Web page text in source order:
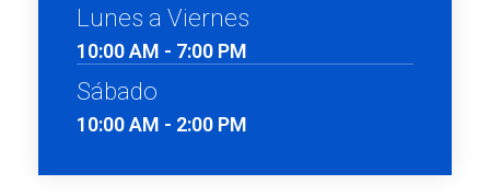
Lunes a Viernes
10:00 AM - 7:00 PM
Sábado
10:00 AM - 2:00 PM